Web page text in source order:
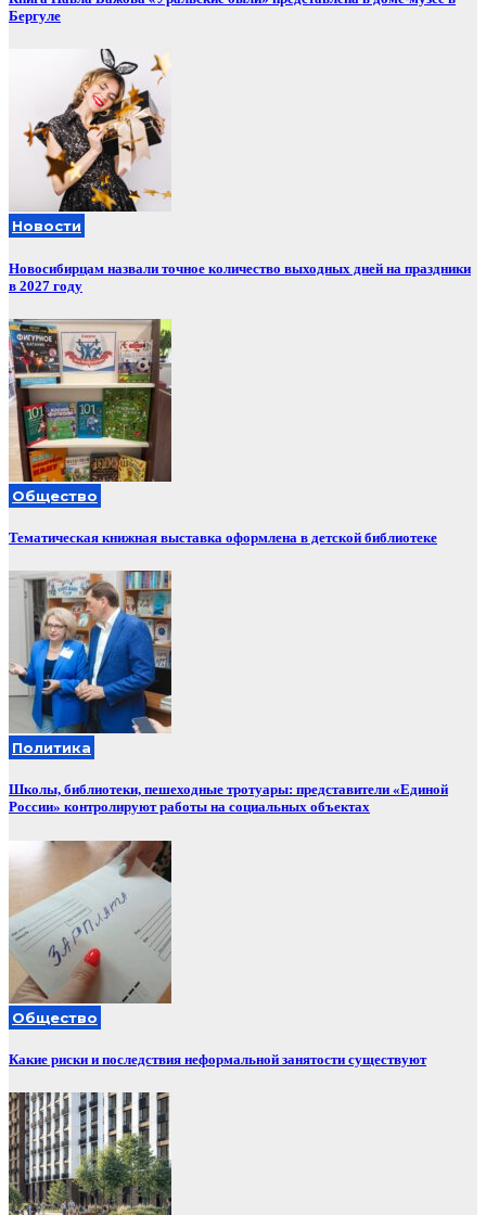
Бергуле
Новости
Новосибирцам назвали точное количество выходных дней на праздники
в 2027 году
Общество
Тематическая книжная выставка оформлена в детской библиотеке
Политика
Школы, библиотеки, пешеходные тротуары: представители «Единой
России» контролируют работы на социальных объектах
Общество
Какие риски и последствия неформальной занятости существуют